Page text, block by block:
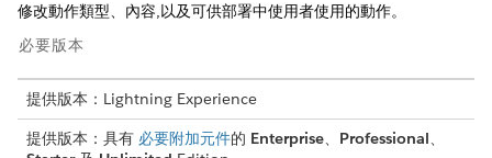
修改動作類型、內容,以及可供部署中使用者使用的動作。
必要版本
提供版本：Lightning Experience
提供版本：具有 必要附加元件的 Enterprise、 Professional、